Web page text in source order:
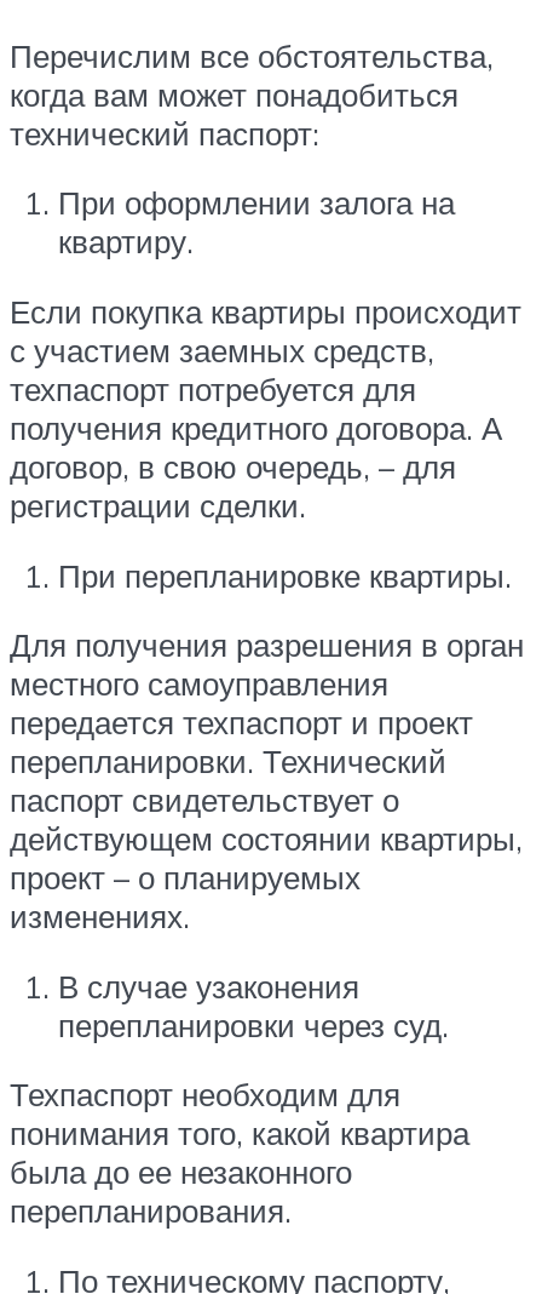
Перечислим все обстоятельства,
когда вам может понадобиться
технический паспорт:
При оформлении залога на
квартиру.
Если покупка квартиры происходит
с участием заемных средств,
техпаспорт потребуется для
получения кредитного договора. А
договор, в свою очередь, – для
регистрации сделки.
При перепланировке квартиры.
Для получения разрешения в орган
местного самоуправления
передается техпаспорт и проект
перепланировки. Технический
паспорт свидетельствует о
действующем состоянии квартиры,
проект – о планируемых
изменениях.
В случае узаконения
перепланировки через суд.
Техпаспорт необходим для
понимания того, какой квартира
была до ее незаконного
перепланирования.
По техническому паспорту,